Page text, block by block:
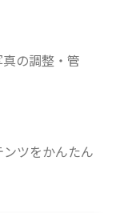
の調整・管
ツをかんたん